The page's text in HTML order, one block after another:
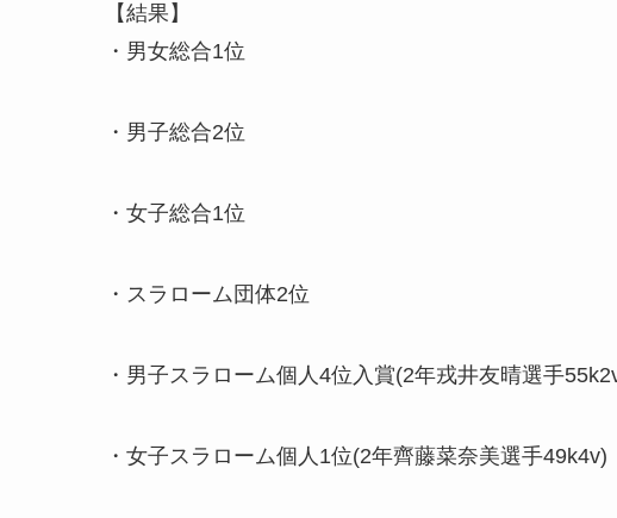
【結果】
・男女総合1位
・男子総合2位
・女子総合1位
・スラローム団体2位
・男子スラローム個人4位入賞(2年戎井友晴選手
・女子スラローム個人1位(2年齊藤菜奈美選手49k4v)